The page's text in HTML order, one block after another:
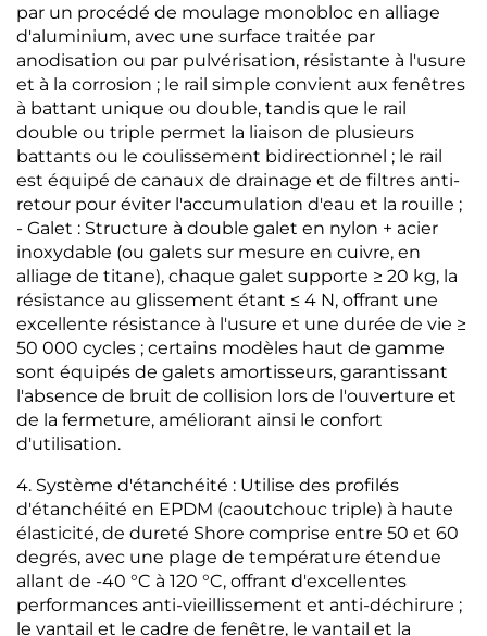
par un procédé de moulage monobloc en alliage
d'aluminium, avec une surface traitée par
anodisation ou par pulvérisation, résistante à l'usure
et à la corrosion ; le rail simple convient aux fenêtres
à battant unique ou double, tandis que le rail
double ou triple permet la liaison de plusieurs
battants ou le coulissement bidirectionnel ; le rail
est équipé de canaux de drainage et de filtres anti-
retour pour éviter l'accumulation d'eau et la rouille ;
- Galet : Structure à double galet en nylon + acier
inoxydable (ou galets sur mesure en cuivre, en
alliage de titane), chaque galet supporte ≥ 20 kg, la
résistance au glissement étant ≤ 4 N, offrant une
excellente résistance à l'usure et une durée de vie ≥
50 000 cycles ; certains modèles haut de gamme
sont équipés de galets amortisseurs, garantissant
l'absence de bruit de collision lors de l'ouverture et
de la fermeture, améliorant ainsi le confort
d'utilisation.
4. Système d'étanchéité : Utilise des profilés
d'étanchéité en EPDM (caoutchouc triple) à haute
élasticité, de dureté Shore comprise entre 50 et 60
degrés, avec une plage de température étendue
allant de -40 °C à 120 °C, offrant d'excellentes
performances anti-vieillissement et anti-déchirure ;
le vantail et le cadre de fenêtre, le vantail et la